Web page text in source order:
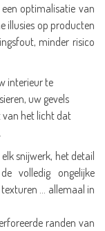
optimalisatie van
illusies op producten
minder risico
interieur te
uw gevels
van het licht dat
snijwerk, het detail
volledig ongelijke
… allemaal in
randen van